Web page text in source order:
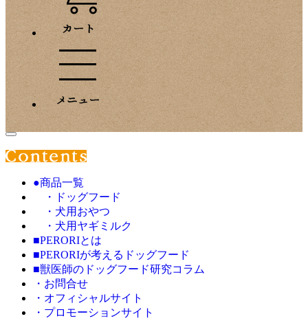
●商品一覧
・ドッグフード
・犬用おやつ
・犬用ヤギミルク
■PERORIとは
■PERORIが考えるドッグフード
■獣医師のドッグフード研究コラム
・お問合せ
・オフィシャルサイト
・プロモーションサイト